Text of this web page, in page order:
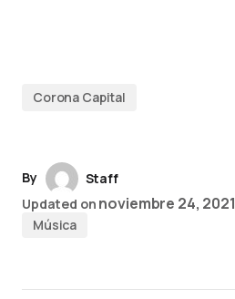
Corona Capital
By
Staff
Updated on noviembre 24, 2021
Música